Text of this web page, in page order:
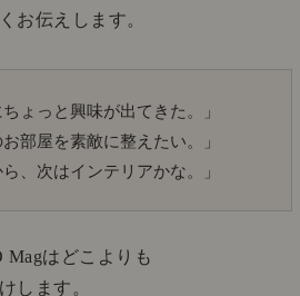
お伝えします。
ょっと興味が出てきた。」
部屋を素敵に整えたい。」
、次はインテリアかな。」
Magはどこよりも
します。